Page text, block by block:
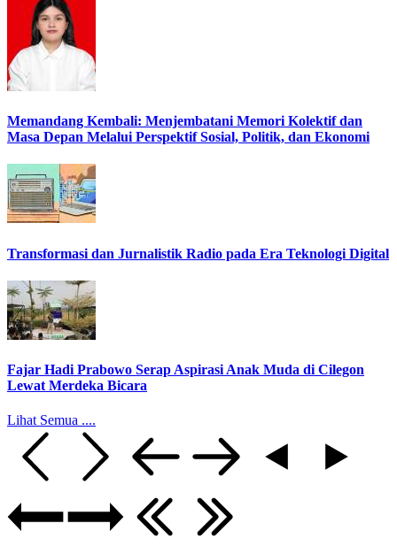
Memandang Kembali: Menjembatani Memori Kolektif dan
Masa Depan Melalui Perspektif Sosial, Politik, dan Ekonomi
Transformasi dan Jurnalistik Radio pada Era Teknologi Digital
Fajar Hadi Prabowo Serap Aspirasi Anak Muda di Cilegon
Lewat Merdeka Bicara
Lihat Semua ....